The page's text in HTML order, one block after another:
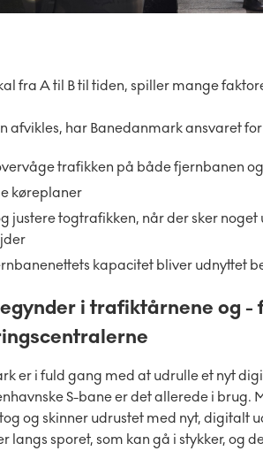
fra A til B til tiden, spiller mange
afvikles, har Banedanmark ansvaret
trafikken på både fjernbanen
køreplaner
justere togtrafikken, når der sker
kapacitet bliver udnyttet
i trafiktårnene og -
er i fuld gang med at udrulle et nyt
S-bane er det allerede i brug.
og skinner udrustet med nyt, digitalt
langs sporet, som kan gå i stykker, og